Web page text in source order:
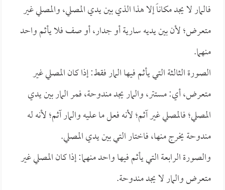
فالمار لا يجد مكاناً إلا هذا الذي بين يدي المصلي، والمصلي غير
متعرض؛ لأن بين يديه سارية أو جدار، أو صف فلا يأثم واحد
منهما.
الصورة الثالثة التي يأثم فيها المار فقط: إذا كان المصلي غير
متعرض، أي: مستتر، والمار يجد مندوحة، فمر المار بين يدي
المصلي؛ فالمصلي غير آثم؛ لأنه فعل ما عليه والمار آثم؛ لأنه له
مندوحة يخرج منها، فاختار التي بين يدي المصلي.
والصورة الرابعة التي يأثم فيها واحد منهما: إذا كان المصلي غير
متعرض والمار لا يجد مندوحة.